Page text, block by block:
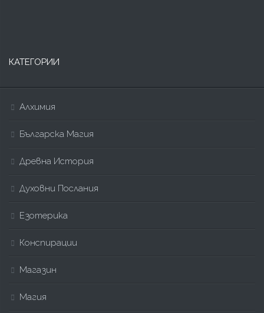
КАТЕГОРИИ
Алхимия
Българска Магия
Древна История
Духовни Послания
Езотерика
Конспирации
Магазин
Магия